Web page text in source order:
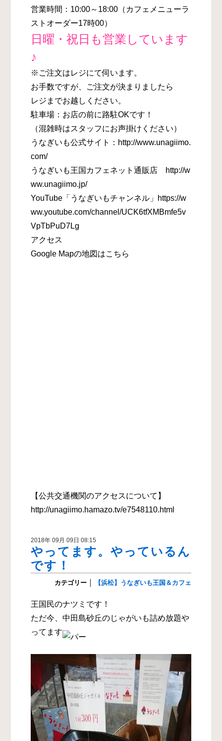
営業時間：10:00～18:00（カフェメニューラ
ストオーダー17時00）
日曜・祝日も営業しています
♪
※ご注文はレジにて伺います。
お手数ですが、ご注文が決まりましたら
レジまでお越しください。
駐車場：お店の前に路駐OKです！
（混雑時はスタッフにお声掛けください）
うなぎいも公式サイト：http://www.unagiimo.
com/
うなぎいも王国カフェネット通販店 http://w
ww.unagiimo.jp/
YouTube「うなぎいもチャンネル」https://w
ww.youtube.com/channel/UCK6tfXMBmfe5v
VpTbPuD7Lg
アクセス
Google Mapの地図はこちら
【公共交通機関のアクセスについて】
http://unagiimo.hamazo.tv/e7548110.html
2018年 09月 09日 08:15
やってます。やっているん
です！
カテゴリー 【浜松】うなぎいも王国＆カフェ
王国民のナツミです！
ただ今、中田島砂丘のじゃがいも詰め放題や
ってます